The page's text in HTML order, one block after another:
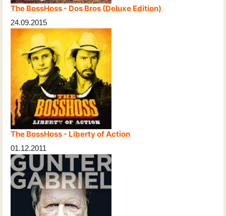
The BossHoss - Dos Bros (Deluxe Edition)
24.09.2015
The BossHoss - Liberty of Action
01.12.2011